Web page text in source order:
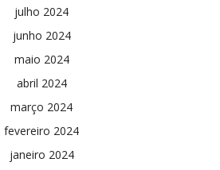
julho 2024
junho 2024
maio 2024
abril 2024
março 2024
fevereiro 2024
janeiro 2024